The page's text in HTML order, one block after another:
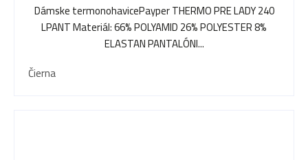
Dámske termonohavicePayper THERMO PRE LADY 240
LPANT Materiál: 66% POLYAMID 26% POLYESTER 8%
ELASTAN PANTALÓNI...
Čierna